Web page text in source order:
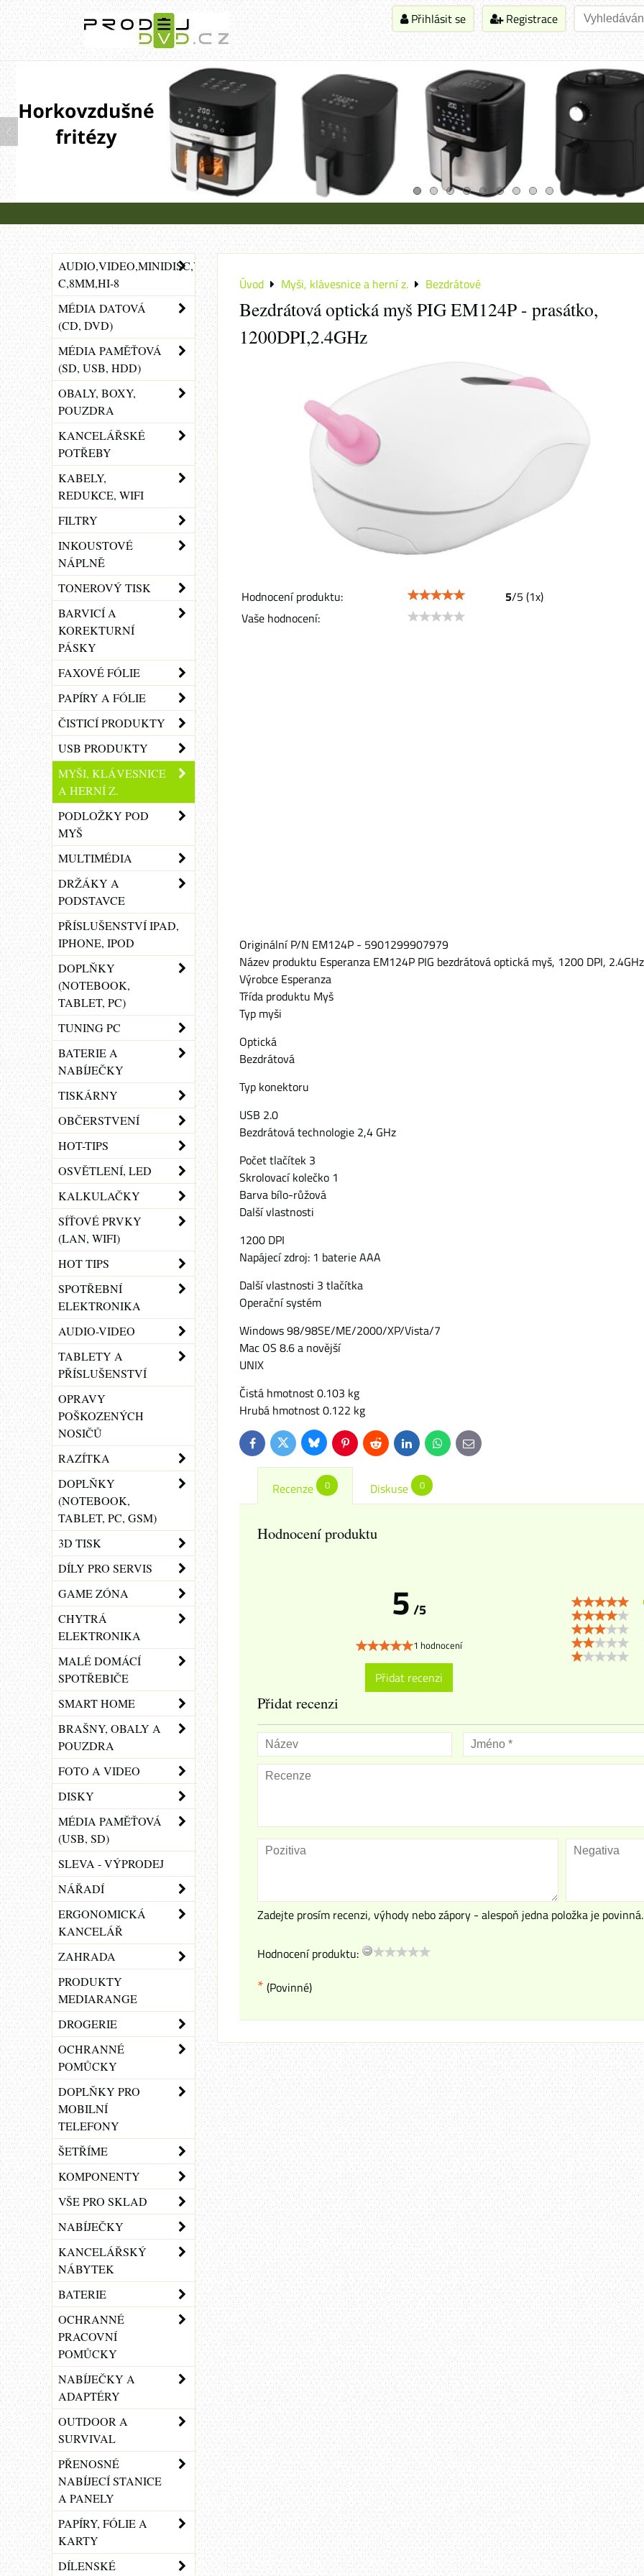
Přihlásit se Registrace
Úvod Myši, klávesnice a herní z. Bezdrátové
Bezdrátová optická myš PIG EM124P - prasátko,
1200DPI,2.4GHz
Hodnocení produktu: 5/5 (1x)
Vaše hodnocení:
Originální P/N EM124P - 5901299907979
Název produktu Esperanza EM124P PIG bezdrátová optická myš, 1200 DPI,
Výrobce Esperanza
Třída produktu Myš
Typ myši
Optická
Bezdrátová
Typ konektoru
USB 2.0
Bezdrátová technologie 2,4 GHz
Počet tlačítek 3
Skrolovací kolečko 1
Barva bílo-růžová
Další vlastnosti
1200 DPI
Napájecí zdroj: 1 baterie AAA
Další vlastnosti 3 tlačítka
Operační systém
Windows 98/98SE/ME/2000/XP/Vista/7
Mac OS 8.6 a novější
UNIX
Čistá hmotnost 0.103 kg
Hrubá hmotnost 0.122 kg
FacebookTwitterBlueskyPinterestReddit LinkedInWhatsApp
E-
mail
Recenze 0 Diskuse 0
Hodnocení produktu
5 /5
1 hodnocení
Přidat recenzi
Přidat recenzi
Zadejte prosím recenzi, výhody nebo zápory - alespoň jedna položka je povinná.
Hodnocení produktu:
* (Povinné)
AUDIO,VIDEO,MINIDISC,VHS-
C,8MM,HI-8
MÉDIA DATOVÁ
(CD, DVD)
MÉDIA PAMĚŤOVÁ
(SD, USB, HDD)
OBALY, BOXY,
POUZDRA
KANCELÁŘSKÉ
POTŘEBY
KABELY,
REDUKCE, WIFI
FILTRY
INKOUSTOVÉ
NÁPLNĚ
TONEROVÝ TISK
BARVICÍ A
KOREKTURNÍ
PÁSKY
FAXOVÉ FÓLIE
PAPÍRY A FÓLIE
ČISTICÍ PRODUKTY
USB PRODUKTY
MYŠI, KLÁVESNICE
A HERNÍ Z.
PODLOŽKY POD
MYŠ
MULTIMÉDIA
DRŽÁKY A
PODSTAVCE
PŘÍSLUŠENSTVÍ IPAD,
IPHONE, IPOD
DOPLŇKY
(NOTEBOOK,
TABLET, PC)
TUNING PC
BATERIE A
NABÍJEČKY
TISKÁRNY
OBČERSTVENÍ
HOT-TIPS
OSVĚTLENÍ, LED
KALKULAČKY
SÍŤOVÉ PRVKY
(LAN, WIFI)
HOT TIPS
SPOTŘEBNÍ
ELEKTRONIKA
AUDIO-VIDEO
TABLETY A
PŘÍSLUŠENSTVÍ
OPRAVY
POŠKOZENÝCH
NOSIČŮ
RAZÍTKA
DOPLŇKY
(NOTEBOOK,
TABLET, PC, GSM)
3D TISK
DÍLY PRO SERVIS
GAME ZÓNA
CHYTRÁ
ELEKTRONIKA
MALÉ DOMÁCÍ
SPOTŘEBIČE
SMART HOME
BRAŠNY, OBALY A
POUZDRA
FOTO A VIDEO
DISKY
MÉDIA PAMĚŤOVÁ
(USB, SD)
SLEVA - VÝPRODEJ
NÁŘADÍ
ERGONOMICKÁ
KANCELÁŘ
ZAHRADA
PRODUKTY
MEDIARANGE
DROGERIE
OCHRANNÉ
POMŮCKY
DOPLŇKY PRO
MOBILNÍ
TELEFONY
ŠETŘÍME
KOMPONENTY
VŠE PRO SKLAD
NABÍJEČKY
KANCELÁŘSKÝ
NÁBYTEK
BATERIE
OCHRANNÉ
PRACOVNÍ
POMŮCKY
NABÍJEČKY A
ADAPTÉRY
OUTDOOR A
SURVIVAL
PŘENOSNÉ
NABÍJECÍ STANICE
A PANELY
PAPÍRY, FÓLIE A
KARTY
DÍLENSKÉ